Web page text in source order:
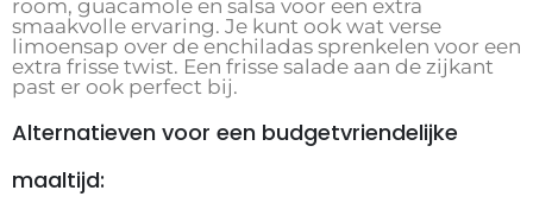
room, guacamole en salsa voor een extra
smaakvolle ervaring. Je kunt ook wat verse
limoensap over de enchiladas sprenkelen voor een
extra frisse twist. Een frisse salade aan de zijkant
past er ook perfect bij.
Alternatieven voor een budgetvriendelijke
maaltijd: